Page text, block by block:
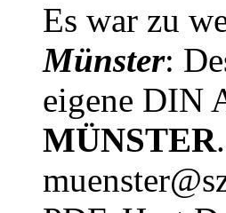
Es war zu
Münster:
eigene DIN
MÜNSTER